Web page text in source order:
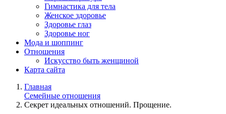
Гимнастика для тела
Женское здоровье
Здоровье глаз
Здоровье ног
Мода и шоппинг
Отношения
Искусство быть женщиной
Карта сайта
Главная
Семейные отношения
Секрет идеальных отношений. Прощение.